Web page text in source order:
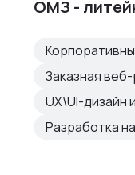
ОМЗ -
Заказная
UX\UI-дизайн
Разработка